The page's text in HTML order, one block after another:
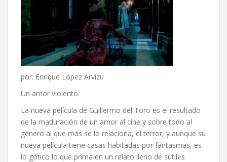
por: Enrique López Arvizu
Un amor violento.
La nueva película de Guillermo del Toro es el resultado
de la maduración de un amor al cine y sobre todo al
género al que más se lo relaciona, el terror, y aunque su
nueva película tiene casas habitadas por fantasmas, es
lo gótico lo que prima en un relato lleno de sutiles